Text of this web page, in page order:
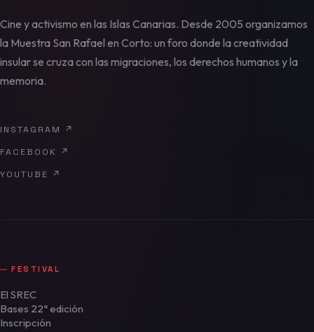
Cine y activismo en las Islas Canarias. Desde 2005 organizamos
la Muestra San Rafael en Corto: un foro donde la creatividad
insular se cruza con las migraciones, los derechos humanos y la
memoria.
INSTAGRAM
↗
FACEBOOK
↗
YOUTUBE
↗
FESTIVAL
El SREC
Bases 22ª edición
Inscripción